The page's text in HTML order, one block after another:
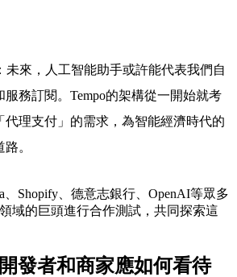
：未來，人工智能助手或許能代表我們自
服務訂閱。Tempo的架構從一開始就考
代理支付」的需求，為智能經濟時代的
。
、Shopify、德意志銀行、OpenAI等眾多
域的巨頭進行合作測試，共同探索這
發者和商家應如何看待